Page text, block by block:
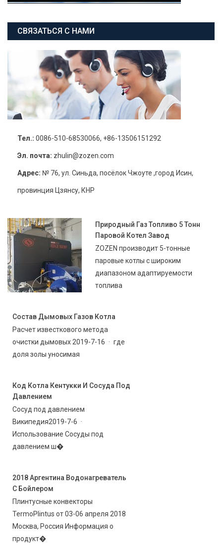
СВЯЗАТЬСЯ С НАМИ
Тел.: 0086-510-68530066, +86-13506151292
Эл. почта: zhulin@zozen.com
Адрес: № 76, ул. Синьда, посёлок Чжоуте ,город Исин,
провинция Цзянсу, КНР
Природный Газ Топливо 5 Тонн
Паровой Котел Завод
ZOZEN производит 5-тонные
паровые котлы с широким
диапазоном адаптируемости
топлива
Состав Дымовых Газов Котла
Расчет известкового метода
очистки дымовых 2019-7-16 · где
доля золы уносимая
Код Котла Кентукки И Сосуда Под
Давлением
Сосуд под давлением
Википедия2019-7-6 ·
Использование Сосуды под
давлением ш�
2018 Аргентина Водонагреватель
С Бойлером
Плинтусные конвекторы
TermoPlintus от 03-06 апреля 2018
Москва, Россия Информация о
продукт�